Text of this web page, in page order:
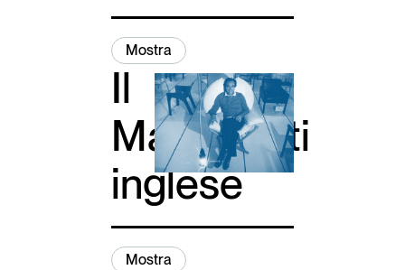
Mostra
Il
Magistretti
inglese
Mostra